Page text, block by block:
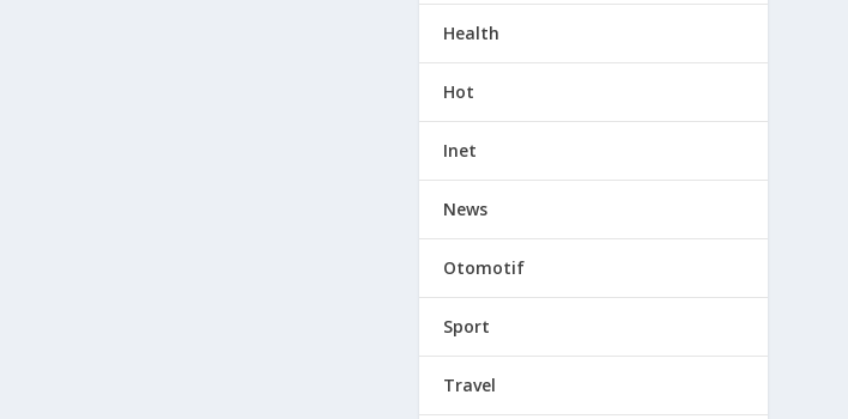
Health
Hot
Inet
News
Otomotif
Sport
Travel